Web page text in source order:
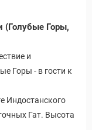
(Голубые Горы,
и
Горы - в гости к
Индостанского
Гат. Высота